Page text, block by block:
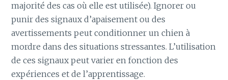
majorité des cas où elle est utilisée). Ignorer ou
punir des signaux d’apaisement ou des
avertissements peut conditionner un chien à
mordre dans des situations stressantes. L’utilisation
de ces signaux peut varier en fonction des
expériences et de l’apprentissage.